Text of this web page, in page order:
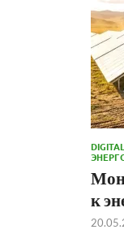
DIGITAL
к